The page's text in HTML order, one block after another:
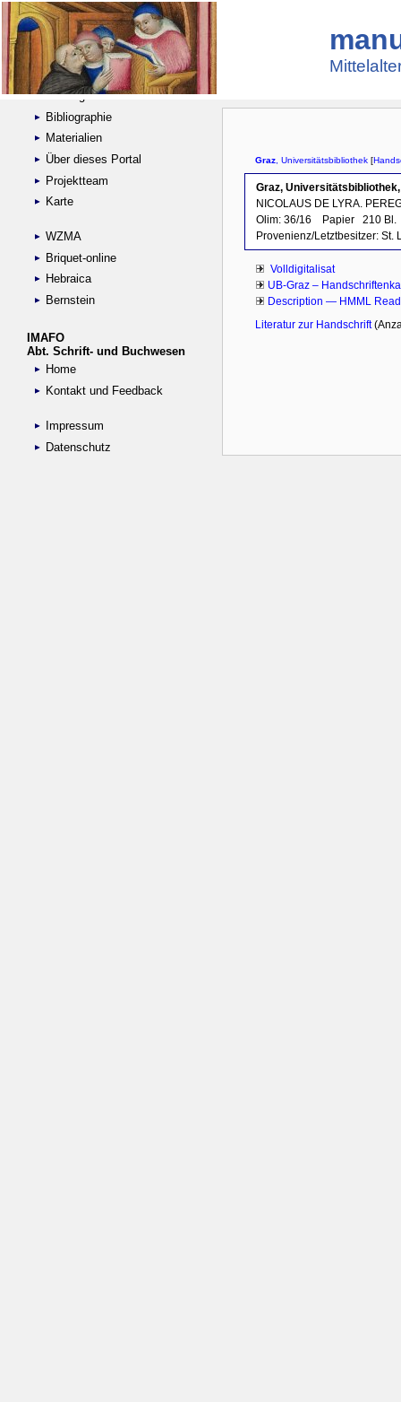
Suche
Handschriftensammlungen
Digitalisierte Handschriften
Kataloge
Bibliographie
Materialien
Über dieses Portal
Projektteam
Karte
WZMA
Briquet-online
Hebraica
Bernstein
IMAFO
Abt. Schrift- und Buchwesen
Home
Kontakt und Feedback
Impressum
Datenschutz